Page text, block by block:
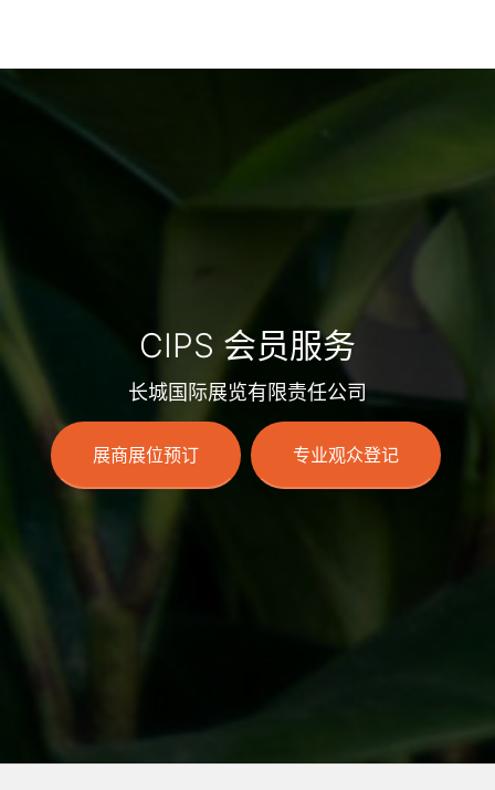
CIPS 会员服务
长城国际展览有限责任公司
展商展位预订 专业观众登记